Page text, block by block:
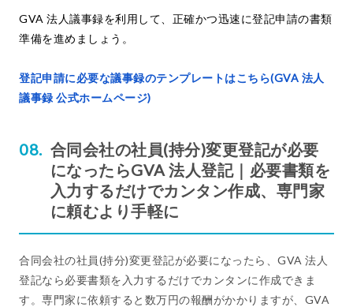
GVA 法人議事録を利用して、正確かつ迅速に登記申請の書類
準備を進めましょう。
登記申請に必要な議事録のテンプレートはこちら(GVA 法人
議事録 公式ホームページ)
合同会社の社員(持分)変更登記が必要
になったらGVA 法人登記｜必要書類を
入力するだけでカンタン作成、専門家
に頼むより手軽に
合同会社の社員(持分)変更登記が必要になったら、GVA 法人
登記なら必要書類を入力するだけでカンタンに作成できま
す。専門家に依頼すると数万円の報酬がかかりますが、GVA